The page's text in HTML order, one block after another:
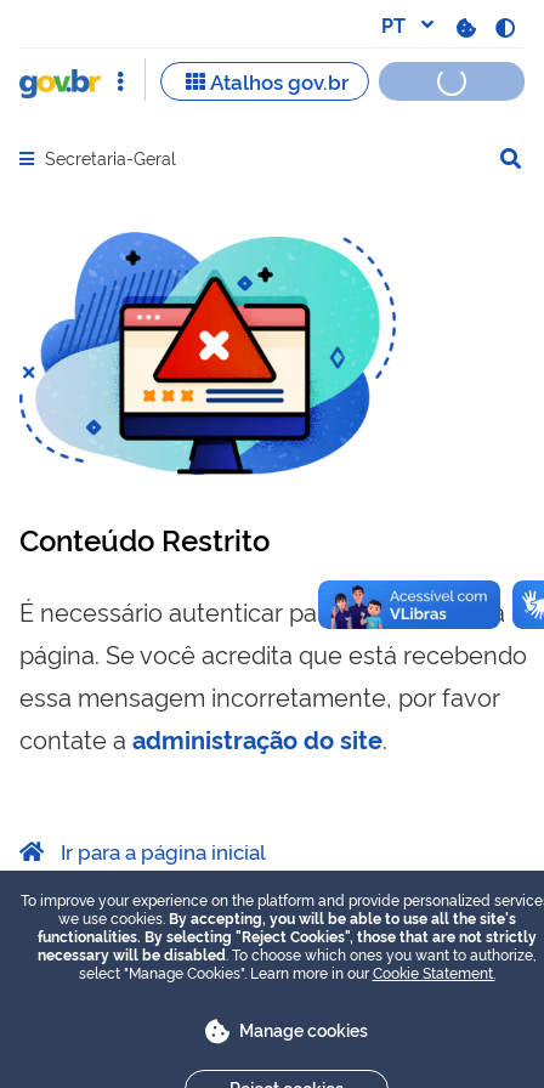
Abrir menu principal de navegação
Secretaria-Geral
Conteúdo Restrito
É necessário autenticar para visualizar essa
página. Se você acredita que está recebendo
essa mensagem incorretamente, por favor
contate a administração do site.
Ir para a página inicial
To improve your experience on the platform and provide personalized
we use cookies. By accepting, you will be able to use all the site's
functionalities. By selecting "Reject Cookies", those that are not strictly
necessary will be disabled. To choose which ones you want to authorize,
select "Manage Cookies". Learn more in ourCookie Statement.
Manage cookies